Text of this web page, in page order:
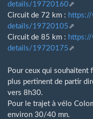
details/19720160
Circuit de 72 km :
details/19720105
Circuit de 85 km :
details/19720175
Pour ceux qui
plus pertinent de partir
vers 8h30.
Pour le trajet à vélo
environ 30/40 mn.